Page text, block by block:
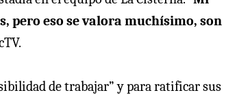
pero eso se valora muchísimo, son
de trabajar” y para ratificar sus